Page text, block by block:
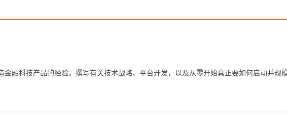
金融科技产品的经验。撰写有关技术战略、平台开发，以及从零开始真正要如何启动并规